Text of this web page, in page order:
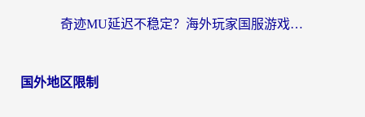
奇迹MU延迟不稳定？海外玩家国服游戏加速器终极指南：从卡顿到丝滑的秘密
国外地区限制